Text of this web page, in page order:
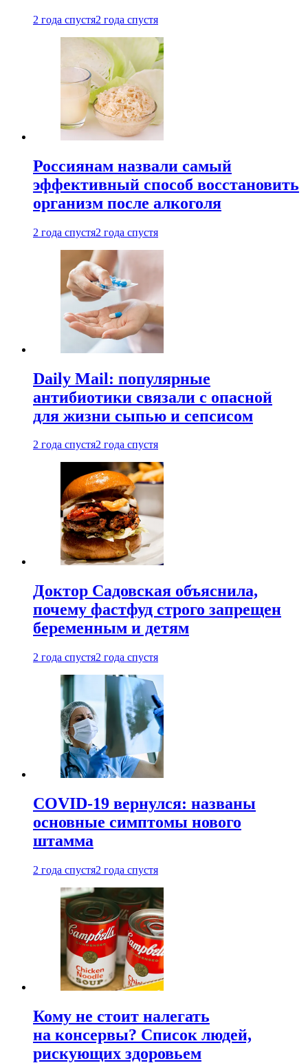
2 года спустя2 года спустя
Россиянам назвали самый
эффективный способ восстановить
организм после алкоголя
2 года спустя2 года спустя
Daily Mail: популярные
антибиотики связали с опасной
для жизни сыпью и сепсисом
2 года спустя2 года спустя
Доктор Садовская объяснила,
почему фастфуд строго запрещен
беременным и детям
2 года спустя2 года спустя
COVID-19 вернулся: названы
основные симптомы нового
штамма
2 года спустя2 года спустя
Кому не стоит налегать
на консервы? Список людей,
рискующих здоровьем